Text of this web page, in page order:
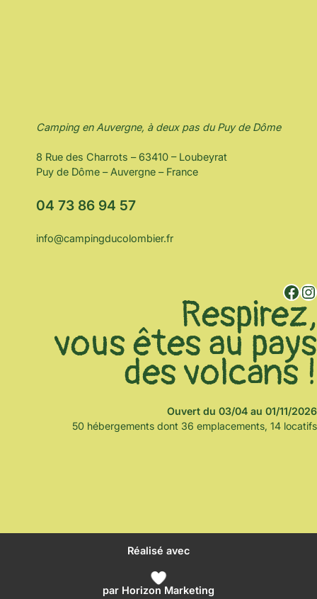
Camping en Auvergne, à deux pas du Puy de Dôme
8 Rue des Charrots – 63410 – Loubeyrat
Puy de Dôme – Auvergne – France
04 73 86 94 57
info@campingducolombier.fr
Facebook Instagram
Respirez,
vous êtes au pays
des volcans !
Ouvert du 03/04 au 01/11/2026
50 hébergements dont 36 emplacements, 14 locatifs
Réalisé avec
par Horizon Marketing